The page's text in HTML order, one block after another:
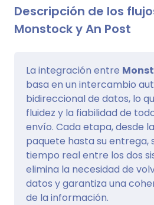
Descripción de los
Monstock y An Post
La integración entre
basa en un intercambio
bidireccional de datos, lo
fluidez y la fiabilidad de
envío. Cada etapa, desde
paquete hasta su entrega,
tiempo real entre los dos
elimina la necesidad de
datos y garantiza una
de la información.